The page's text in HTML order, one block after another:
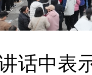
话中表